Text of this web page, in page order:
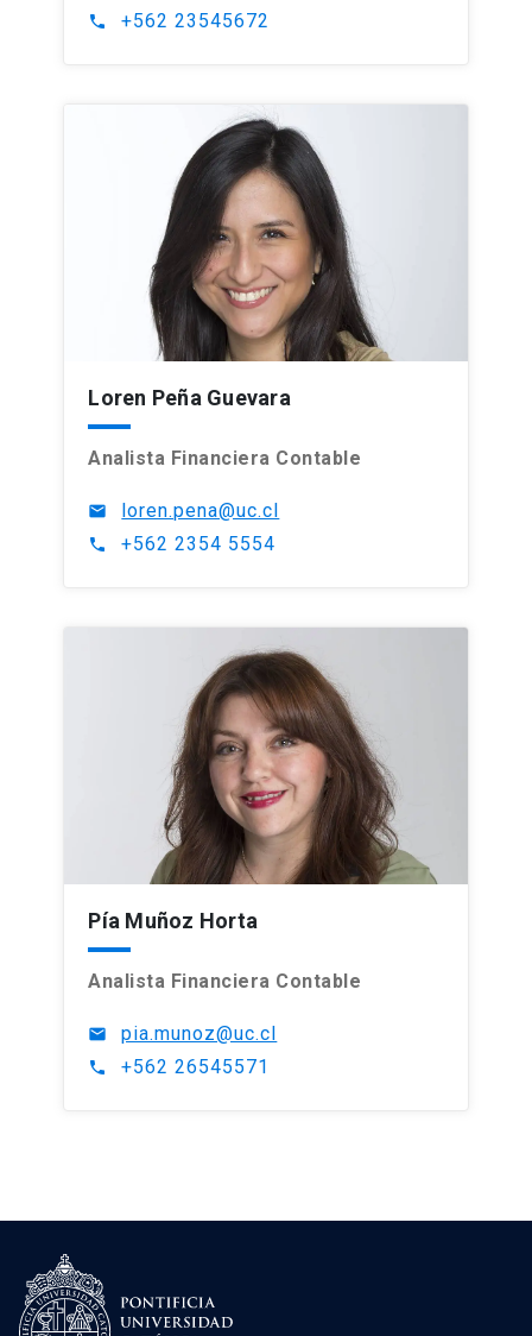
phone +562 23545672
Loren Peña Guevara
Analista Financiera Contable
mail loren.pena@uc.cl
phone +562 2354 5554
Pía Muñoz Horta
Analista Financiera Contable
mail pia.munoz@uc.cl
phone +562 26545571